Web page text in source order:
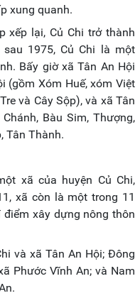
xung quanh.
xếp lại, Củ Chi trở thành
1975, Củ Chi là một
Bấy giờ xã Tân An Hội
(gồm Xóm Huế, xóm Việt
và Cây Sộp), và xã Tân
Bàu Sim, Thượng,
Tân Thành.
xã của huyện Củ Chi,
xã còn là một trong 11
xây dựng nông thôn
và xã Tân An Hội; Đông
Phước Vĩnh An; và Nam